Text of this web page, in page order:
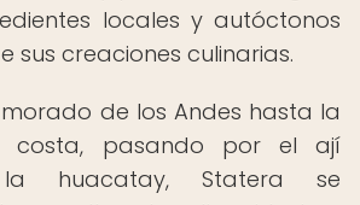
locales y autóctonos
sus creaciones culinarias.
de los Andes hasta la
costa, pasando por el ají
huacatay, Statera se